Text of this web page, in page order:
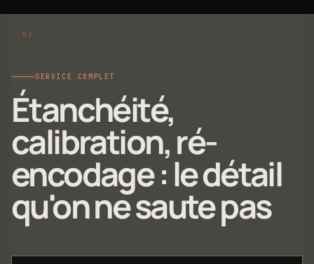
SERVICE COMPLET
Étanchéité,
calibration, ré-
encodage : le détail
qu'on ne saute pas